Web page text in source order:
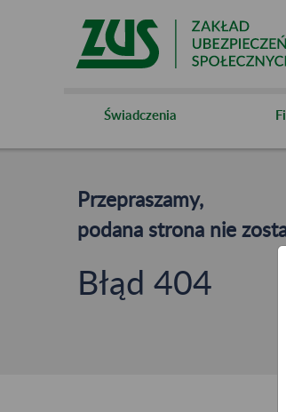
Świadczenia
Przepraszamy,
podana strona nie
Błąd 404